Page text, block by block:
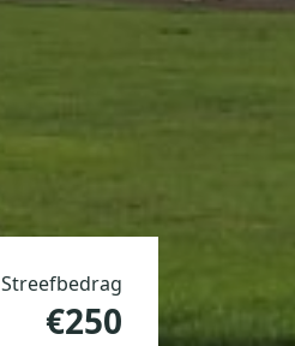
Streefbedrag
€250